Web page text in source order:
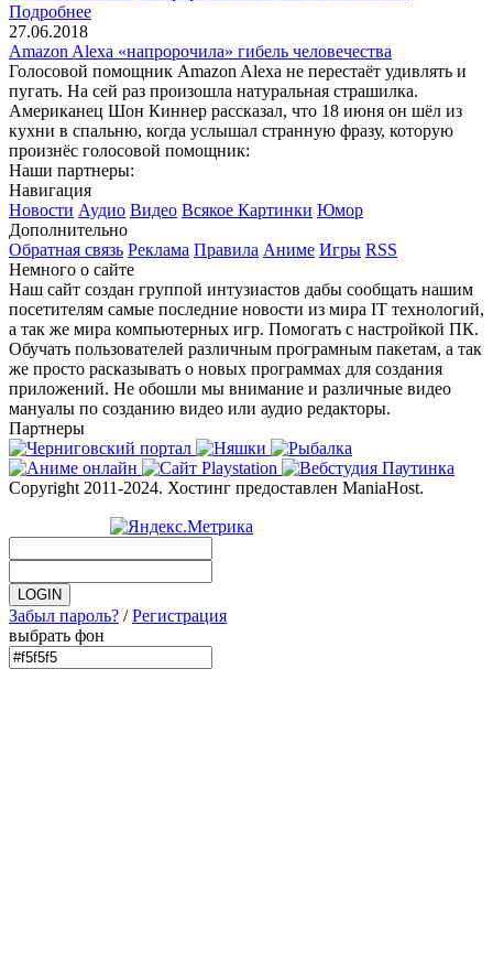
Подробнее
27.06.2018
Amazon Alexa «напророчила» гибель человечества
Голосовой помощник Amazon Alexa не перестаёт удивлять и
пугать. На сей раз произошла натуральная страшилка.
Американец Шон Киннер рассказал, что 18 июня он шёл из
кухни в спальню, когда услышал странную фразу, которую
произнёс голосовой помощник:
Наши партнеры:
Навигация
Новости Аудио Видео Всякое Картинки Юмор
Дополнительно
Обратная связь Реклама Правила Аниме Игры RSS
Немного о сайте
Наш сайт создан группой интузиастов дабы сообщать нашим
посетителям самые последние новости из мира IT технологий,
а так же мира компьютерных игр. Помогать с настройкой ПК.
Обучать пользователей различным програмным пакетам, а так
же просто расказывать о новых программах для создания
приложений. Не обошли мы внимание и различные видео
мануалы по созданию видео или аудио редакторы.
Партнеры
Copyright 2011-2024. Хостинг предоставлен ManiaHost.
Забыл пароль? /Регистрация
выбрать фон